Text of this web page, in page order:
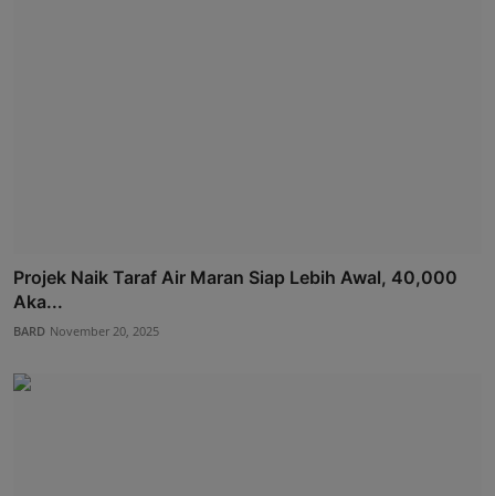
Projek Naik Taraf Air Maran Siap Lebih Awal, 40,000
Aka...
BARD November 20, 2025